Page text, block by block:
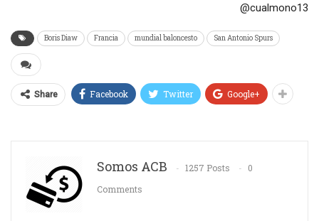
@cualmono13
Boris Diaw Francia mundial baloncesto San Antonio Spurs
Share Facebook Twitter Google+
Somos ACB 1257 Posts
0
Comments